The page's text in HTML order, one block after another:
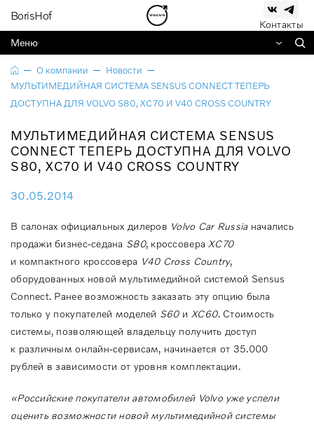
BorisHof
Контакты
Меню
О компании
Новости
МУЛЬТИМЕДИЙНАЯ СИСТЕМА SENSUS CONNECT ТЕПЕРЬ
ДОСТУПНА ДЛЯ VOLVO S80, XC70 И V40 CROSS COUNTRY
МУЛЬТИМЕДИЙНАЯ СИСТЕМА SENSUS
CONNECT ТЕПЕРЬ ДОСТУПНА ДЛЯ VOLVO
S80, XC70 И V40 CROSS COUNTRY
30.05.2014
В салонах официальных дилеров Volvo Car Russia начались
продажи бизнес-седана S80, кроссовера XC70
и компактного кроссовера V40 Cross Country,
оборудованных новой мультимедийной системой Sensus
Connect. Ранее возможность заказать эту опцию была
только у покупателей моделей S60и XC60. Стоимость
системы, позволяющей владельцу получить доступ
к различным онлайн-сервисам, начинается от 35.000
рублей в зависимости от уровня комплектации.
«Российские покупатели автомобилей Volvo уже успели
оценить возможности новой мультимедийной системы